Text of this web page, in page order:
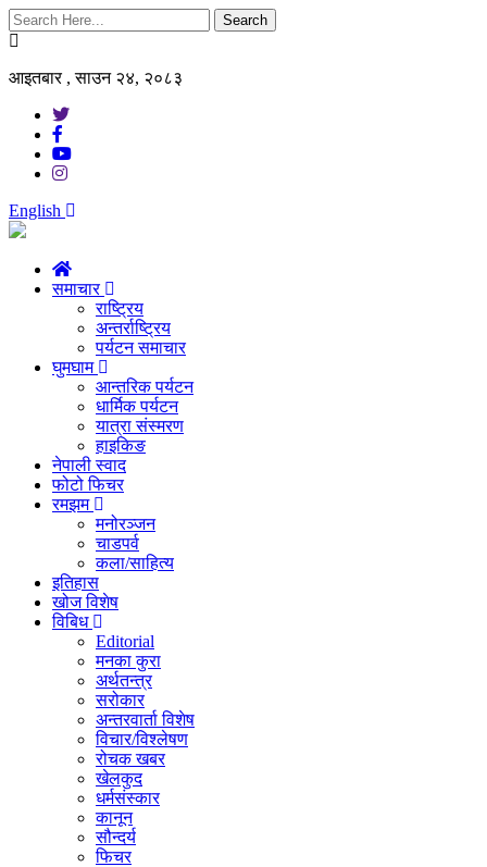
Search
आइतबार , साउन २४, २०८३
English
समाचार
राष्ट्रिय
अन्तर्राष्ट्रिय
पर्यटन समाचार
घुमघाम
आन्तरिक पर्यटन
धार्मिक पर्यटन
यात्रा संस्मरण
हाइकिङ
नेपाली स्वाद
फोटो फिचर
रमझम
मनोरञ्जन
चाडपर्व
कला/साहित्य
इतिहास
खोज विशेष
विबिध
Editorial
मनका कुरा
अर्थतन्त्र
सरोकार
अन्तरवार्ता विशेष
विचार/विश्लेषण
रोचक खबर
खेलकुद
धर्मसंस्कार
कानून
सौन्दर्य
फिचर